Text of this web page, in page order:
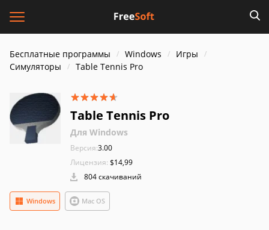
Бесплатные программы Windows
Игры
Симуляторы
Table Tennis Pro
Table Tennis Pro
Для Windows
Версия:3.00
Лицензия: $14,99
804 скачиваний
Mac OS
Windows